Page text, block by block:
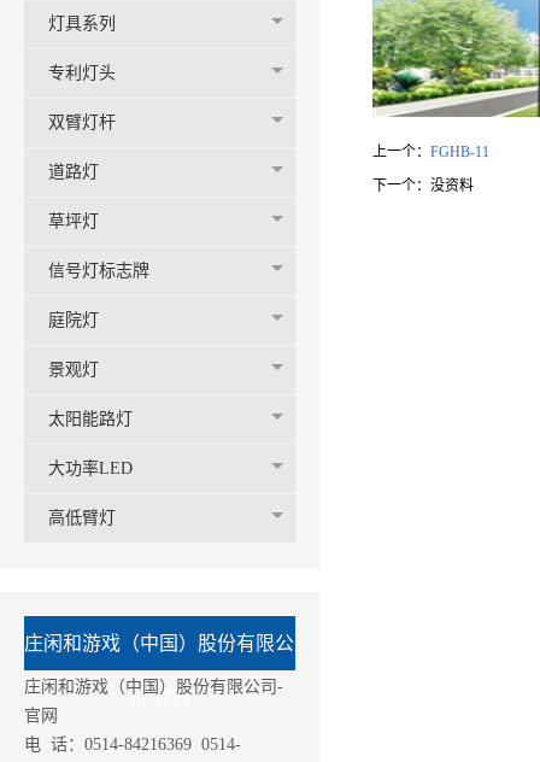
灯具系列
专利灯头
双臂灯杆
道路灯
草坪灯
信号灯标志牌
庭院灯
景观灯
太阳能路灯
大功率LED
高低臂灯
庄闲和游戏（中国）股份有限公
司-官网
庄闲和游戏（中国）股份有限公司-
官网
电 话：0514-84216369 0514-
上一个： FGHB-11
下一个： 没资料